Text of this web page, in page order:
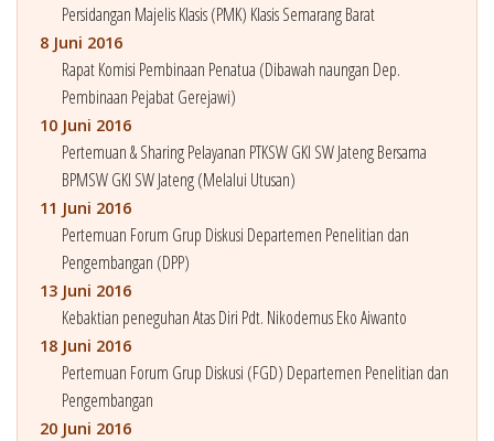
Persidangan Majelis Klasis (PMK) Klasis Semarang Barat
8 Juni 2016
Rapat Komisi Pembinaan Penatua (Dibawah naungan Dep.
Pembinaan Pejabat Gerejawi)
10 Juni 2016
Pertemuan & Sharing Pelayanan PTKSW GKI SW Jateng Bersama
BPMSW GKI SW Jateng (Melalui Utusan)
11 Juni 2016
Pertemuan Forum Grup Diskusi Departemen Penelitian dan
Pengembangan (DPP)
13 Juni 2016
Kebaktian peneguhan Atas Diri Pdt. Nikodemus Eko Aiwanto
18 Juni 2016
Pertemuan Forum Grup Diskusi (FGD) Departemen Penelitian dan
Pengembangan
20 Juni 2016